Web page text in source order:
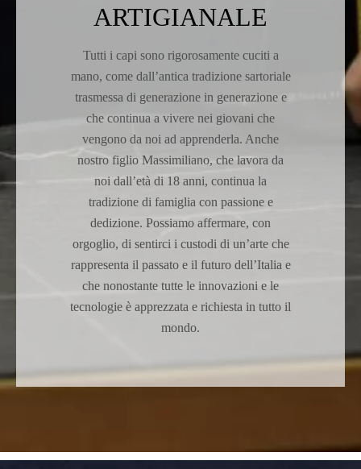
ARTIGIANALE
Tutti i capi sono rigorosamente cuciti a
mano, come dall’antica tradizione sartoriale
trasmessa di generazione in generazione e
che continua a vivere nei giovani che
vengono da noi ad apprenderla. Anche
nostro figlio Massimiliano, che lavora da
noi dall’età di 18 anni, continua la
tradizione di famiglia con passione e
dedizione. Possiamo affermare, con
orgoglio, di sentirci i custodi di un’arte che
rappresenta il passato e il futuro dell’Italia e
che nonostante tutte le innovazioni e le
tecnologie è apprezzata e richiesta in tutto il
mondo.